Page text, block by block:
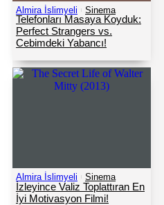
Almira İslimyeli Sinema
Telefonları Masaya Koyduk:
Perfect Strangers vs.
Cebimdeki Yabancı!
Almira İslimyeli Sinema
İzleyince Valiz Toplattıran En
İyi Motivasyon Filmi!